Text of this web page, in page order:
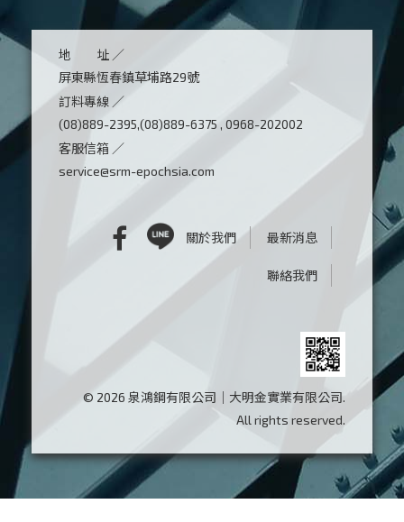
地 址 ／
屏東縣恆春鎮草埔路29號
訂料專線 ／
(08)889-2395,(08)889-6375 , 0968-202002
客服信箱 ／
service@srm-epochsia.com
關於我們 最新消息
聯絡我們
© 2026 泉鴻鋼有限公司｜大明金實業有限公司.
All rights reserved.